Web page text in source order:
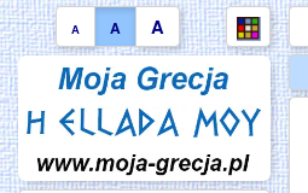
A A A